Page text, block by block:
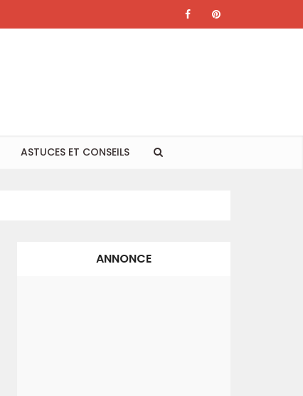
ASTUCES ET CONSEILS
ANNONCE